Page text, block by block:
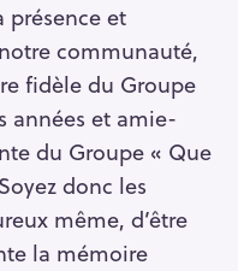
présence et
communauté,
fidèle du Groupe
années et amie-
du Groupe « Que
donc les
même, d’être
la mémoire